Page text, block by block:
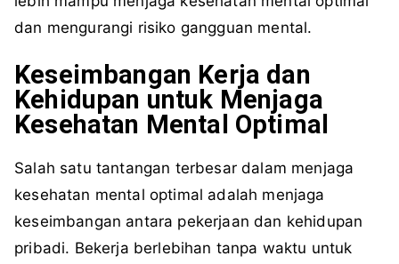
dan mengurangi risiko gangguan mental.
Keseimbangan Kerja dan
Kehidupan untuk Menjaga
Kesehatan Mental Optimal
Salah satu tantangan terbesar dalam menjaga
kesehatan mental optimal adalah menjaga
keseimbangan antara pekerjaan dan kehidupan
pribadi. Bekerja berlebihan tanpa waktu untuk